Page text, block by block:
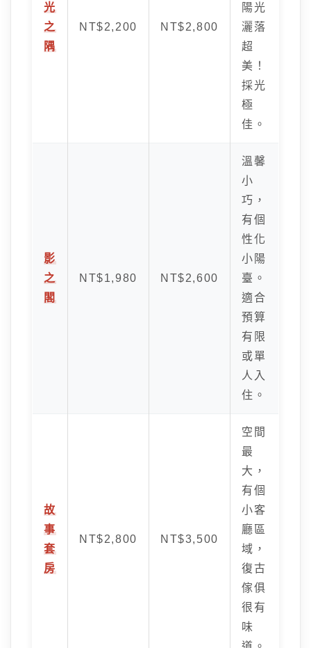
光
之
隅
NT$2,200 NT$2,800
陽光
灑落
超
美！
採光
極
佳。
影
之
閣
NT$1,980 NT$2,600
溫馨
小
巧，
有個
性化
小陽
臺。
適合
預算
有限
或單
人入
住。
故
事
套
房
NT$2,800 NT$3,500
空間
最
大，
有個
小客
廳區
域，
復古
傢俱
很有
味